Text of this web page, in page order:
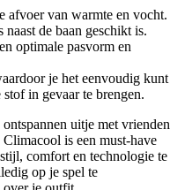
afvoer van warmte en vocht.
naast de baan geschikt is.
optimale pasvorm en
je het eenvoudig kunt
in gevaar te brengen.
uitje met vrienden
is een must-have
comfort en technologie te
op je spel te